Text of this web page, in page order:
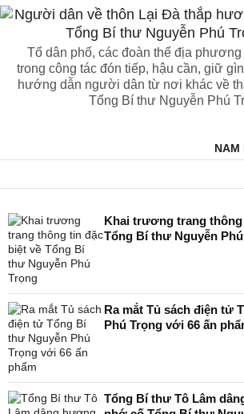
Tổ dân phố, các đoàn thể địa
trong công tác đón tiếp, hậu cần, giữ
hướng dẫn người dân từ nơi khác về
Tổng Bí thư Nguyễn Phú
NAM
Khai trương trang thông
Tổng Bí thư Nguyễn
Ra mắt Tủ sách điện tử
Phú Trọng với 66 ấn
Tổng Bí thư Tô Lâm